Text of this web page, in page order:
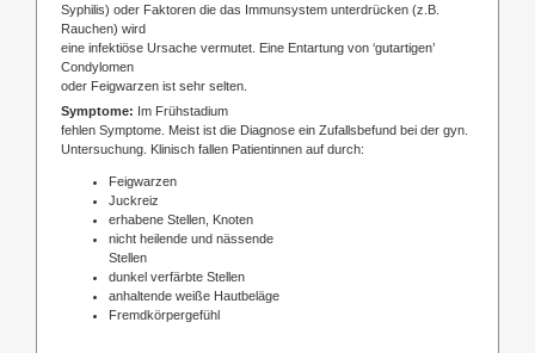
Syphilis) oder Faktoren die das Immunsystem unterdrücken (z.B.
Rauchen) wird
eine infektiöse Ursache vermutet. Eine Entartung von ‘gutartigen’
Condylomen
oder Feigwarzen ist sehr selten.
Symptome: Im Frühstadium
fehlen Symptome. Meist ist die Diagnose ein Zufallsbefund bei der gyn.
Untersuchung. Klinisch fallen Patientinnen auf durch:
Feigwarzen
Juckreiz
erhabene Stellen, Knoten
nicht heilende und nässende
Stellen
dunkel verfärbte Stellen
anhaltende weiße Hautbeläge
Fremdkörpergefühl